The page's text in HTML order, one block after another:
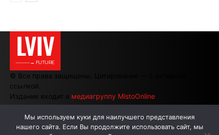
LVIV
———→ FUTURE
© Все права защищены. Цитирование — с активной
ссылкой.
Издание входит в медиагруппу MistoOnline
АВТОРЫ РЕКЛАМА НА САЙТЕ
Мы используем куки для наилучшего представления
нашего сайта. Если Вы продолжите использовать сайт, мы